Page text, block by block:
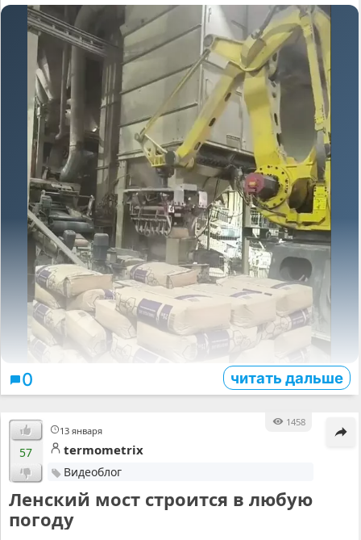
0 читать дальше
13 января
1458
57 termometrix
Видеоблог
Ленский мост строится в любую
погоду